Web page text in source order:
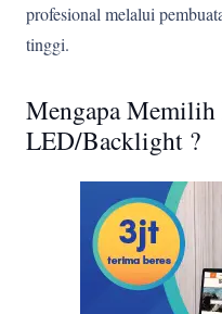
profesional melalui
tinggi.
Mengapa
LED/Backlight ?